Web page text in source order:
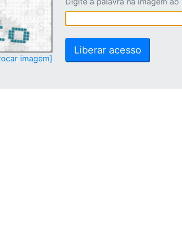
imagem]